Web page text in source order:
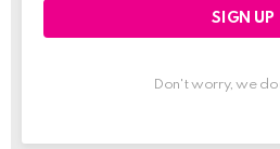
Don't worry, we